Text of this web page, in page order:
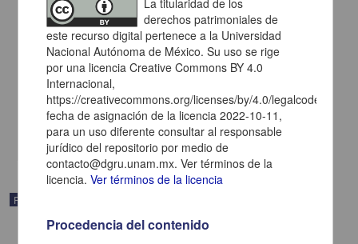
"Daphnopsis megacarpa" Nevling & Barringer
Departamento de Botánica, Instituto de Biología (IBUNAM)
Biología y Química
derechos patrimoniales de
este recurso digital pertenece a la Universidad
Nacional Autónoma de México. Su uso se rige
por una licencia Creative Commons BY 4.0
Internacional,
https://creativecommons.org/licenses/by/4.0/legalcode.es,
fecha de asignación de la licencia 2022-10-11,
para un uso diferente consultar al responsable
jurídico del repositorio por medio de
contacto@dgru.unam.mx. Ver términos de la
licencia.Ver términos de la licencia
Procedencia del contenido